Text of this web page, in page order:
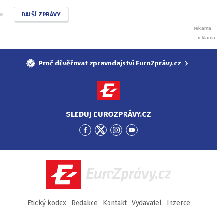
DALŠÍ ZPRÁVY
Proč důvěřovat zpravodajství EuroZprávy.cz
SLEDUJ EUROZPRÁVY.CZ
Přejít
Facebook
Přejít
Twitter
Přejít
Instagram
Přejít
YouTube
EuroZprávy.cz
Etický kodex Redakce Kontakt Vydavatel
Inzerce